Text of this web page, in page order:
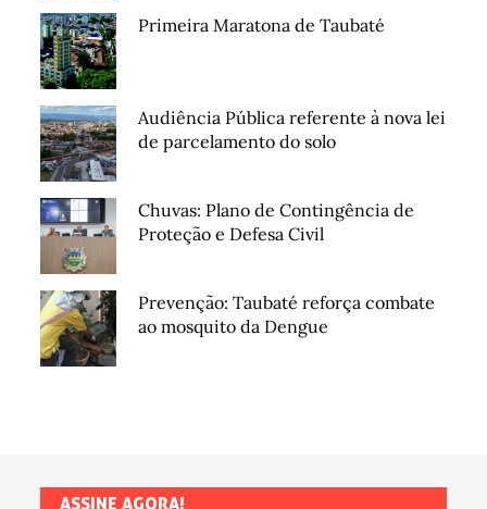
Primeira Maratona de Taubaté
Audiência Pública referente à nova lei
de parcelamento do solo
Chuvas: Plano de Contingência de
Proteção e Defesa Civil
Prevenção: Taubaté reforça combate
ao mosquito da Dengue
ASSINE AGORA!